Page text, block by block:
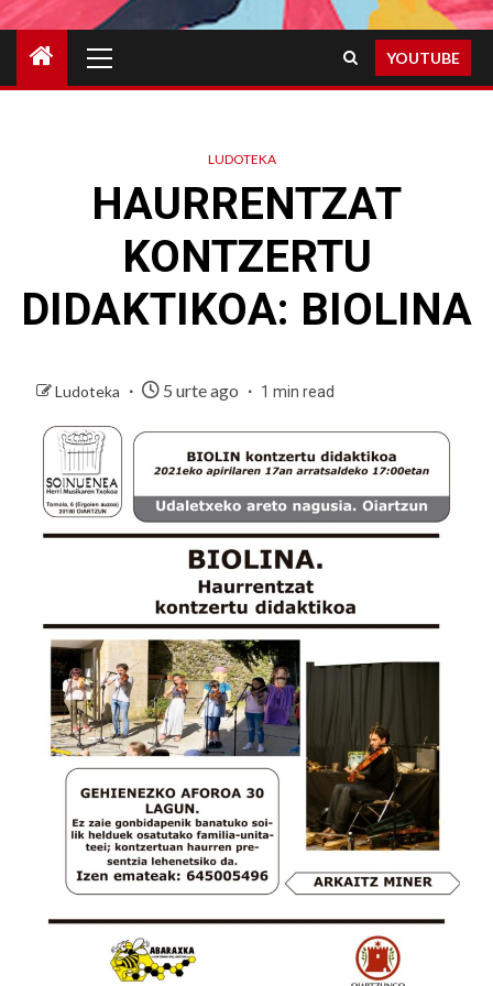
Menu
YOUTUBE
LUDOTEKA
HAURRENTZAT
KONTZERTU
DIDAKTIKOA: BIOLINA
Ludoteka 5 urte ago 1 min read